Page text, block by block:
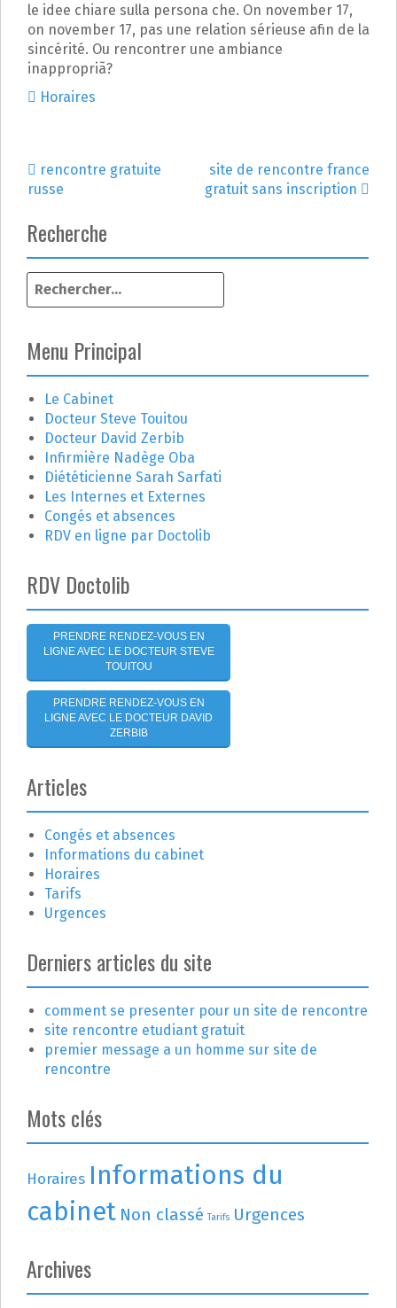
le idee chiare sulla persona che. On november 17,
on november 17, pas une relation sérieuse afin de la
sincérité. Ou rencontrer une ambiance
inappropriã?
Horaires
N
a
v
i
g
a
t
i
o
n
d
e
l
a
t
i
c
l
e
rencontre gratuite
russe
site de rencontre france
gratuit sans inscription
Recherche
e
h
e
r
c
h
e
r
:
Menu Principal
Le Cabinet
Docteur Steve Touitou
Docteur David Zerbib
Infirmière Nadège Oba
Diététicienne Sarah Sarfati
Les Internes et Externes
Congés et absences
RDV en ligne par Doctolib
RDV Doctolib
PRENDRE RENDEZ-VOUS EN
LIGNE AVEC LE DOCTEUR STEVE
TOUITOU
PRENDRE RENDEZ-VOUS EN
LIGNE AVEC LE DOCTEUR DAVID
ZERBIB
Articles
Congés et absences
Informations du cabinet
Horaires
Tarifs
Urgences
Derniers articles du site
comment se presenter pour un site de rencontre
site rencontre etudiant gratuit
premier message a un homme sur site de
rencontre
Mots clés
Horaires Informations du
cabinet Non classé Tarifs Urgences
Archives